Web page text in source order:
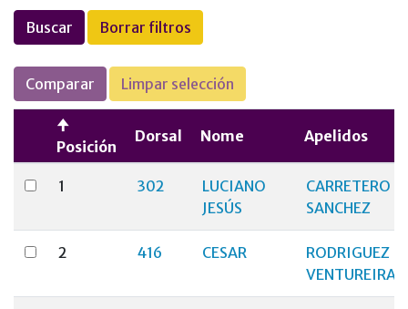
Buscar Borrar filtros
Comparar Limpar selección
Posición
Dorsal Nome Apelidos
1 302
LUCIANO
JESÚS
CARRETERO
SANCHEZ
2 416 CESAR
RODRIGUEZ
VENTUREIRA